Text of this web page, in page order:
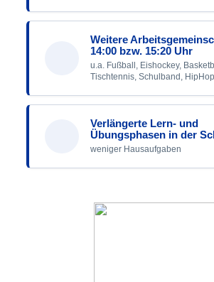
Weitere
14:00 bzw. 15:20 Uhr
u.a. Fußball, Eishockey,
Tischtennis, Schulband, HipHop
Verlängerte Lern- und
Übungsphasen in der
weniger Hausaufgaben